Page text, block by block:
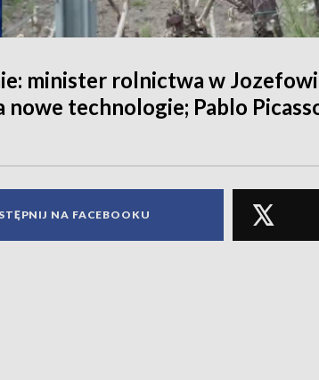
minister rolnictwa w
nowe technologie; Pablo
NA FACEBOOKU